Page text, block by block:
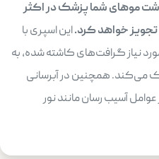
موهای شما پزشک در اکثر
خواهد کرد.این اسپری با
نیاز گرافت‌های کاشته شده، به
می‌کند. همچنین در آبرسانی
آسیب رسان مانند نور